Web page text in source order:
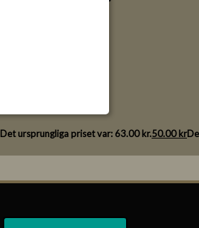
Det ursprungliga priset var: 63.00 kr.50.00kr